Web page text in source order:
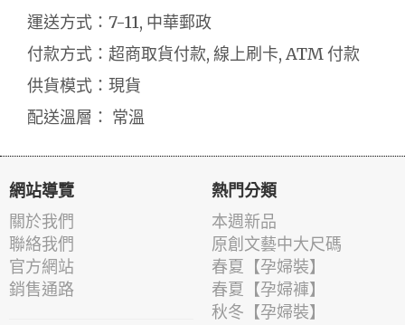
運送方式：7-11, 中華郵政
付款方式：超商取貨付款, 線上刷卡, ATM 付款
供貨模式：現貨
配送溫層： 常溫
網站導覽
關於我們
聯絡我們
官方網站
銷售通路
熱門分類
本週新品
原創文藝中大尺碼
春夏【孕婦裝】
春夏【孕婦褲】
秋冬【孕婦裝】